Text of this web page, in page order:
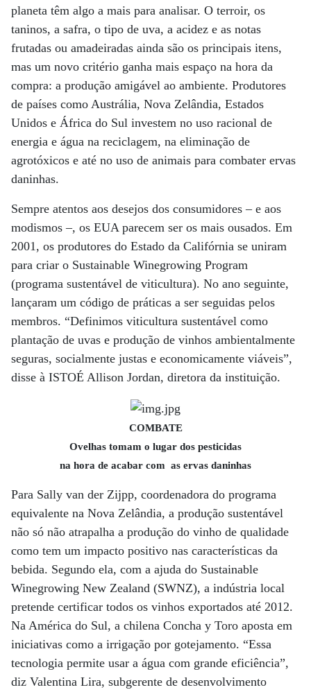
planeta têm algo a mais para analisar. O terroir, os
taninos, a safra, o tipo de uva, a acidez e as notas
frutadas ou amadeiradas ainda são os principais itens,
mas um novo critério ganha mais espaço na hora da
compra: a produção amigável ao ambiente. Produtores
de países como Austrália, Nova Zelândia, Estados
Unidos e África do Sul investem no uso racional de
energia e água na reciclagem, na eliminação de
agrotóxicos e até no uso de animais para combater ervas
daninhas.
Sempre atentos aos desejos dos consumidores – e aos
modismos –, os EUA parecem ser os mais ousados. Em
2001, os produtores do Estado da Califórnia se uniram
para criar o Sustainable Winegrowing Program
(programa sustentável de viticultura). No ano seguinte,
lançaram um código de práticas a ser seguidas pelos
membros. “Definimos viticultura sustentável como
plantação de uvas e produção de vinhos ambientalmente
seguras, socialmente justas e economicamente viáveis”,
disse à ISTOÉ Allison Jordan, diretora da instituição.
COMBATE
Ovelhas tomam o lugar dos pesticidas
na hora de acabar com as ervas daninhas
Para Sally van der Zijpp, coordenadora do programa
equivalente na Nova Zelândia, a produção sustentável
não só não atrapalha a produção do vinho de qualidade
como tem um impacto positivo nas características da
bebida. Segundo ela, com a ajuda do Sustainable
Winegrowing New Zealand (SWNZ), a indústria local
pretende certificar todos os vinhos exportados até 2012.
Na América do Sul, a chilena Concha y Toro aposta em
iniciativas como a irrigação por gotejamento. “Essa
tecnologia permite usar a água com grande eficiência”,
diz Valentina Lira, subgerente de desenvolvimento